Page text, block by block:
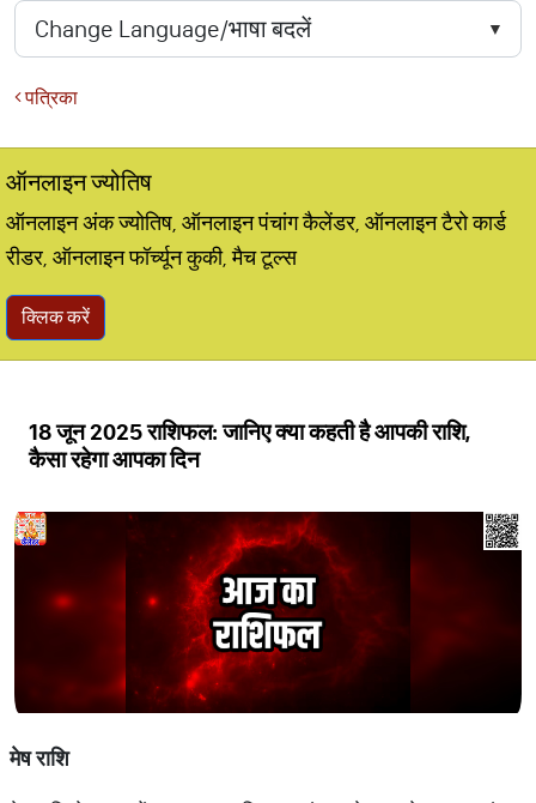
पत्रिका
ऑनलाइन ज्योतिष
ऑनलाइन अंक ज्योतिष, ऑनलाइन पंचांग कैलेंडर, ऑनलाइन टैरो कार्ड
रीडर, ऑनलाइन फॉर्च्यून कुकी, मैच टूल्स
क्लिक करें
18 जून 2025 राशिफल: जानिए क्या कहती है आपकी राशि,
कैसा रहेगा आपका दिन
मेष राशि